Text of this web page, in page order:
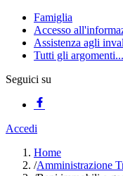
Famiglia
Accesso
Assistenza agli
Tutti gli argomenti...
Seguici su
Accedi
Home
/Amministrazione